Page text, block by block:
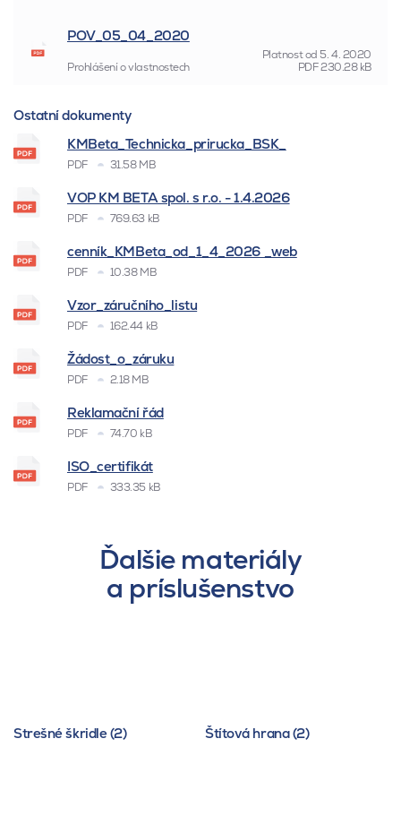
POV_05_04_2020
Platnost od 5. 4. 2020
Prohlášení o vlastnostech
PDF230.28 kB
Ostatní dokumenty
KMBeta_Technicka_prirucka_BSK_
PDF 31.58 MB
VOP KM BETA spol. s r.o. - 1.4.2026
PDF 769.63 kB
cenník_KMBeta_od_1_4_2026 _web
PDF 10.38 MB
Vzor_záručního_listu
PDF 162.44 kB
Žádost_o_záruku
PDF 2.18 MB
Reklamační řád
PDF 74.70 kB
ISO_certifikát
PDF 333.35 kB
Ďalšie materiály
a príslušenstvo
Strešné škridle (2) Štítová hrana (2)